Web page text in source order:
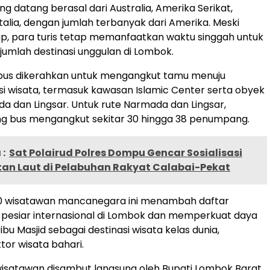
datang berasal dari Australia, Amerika Serikat,
dengan jumlah terbanyak dari Amerika. Meski
para turis tetap memanfaatkan waktu singgah untuk
destinasi unggulan di Lombok.
dikerahkan untuk mengangkut tamu menuju
wisata, termasuk kawasan Islamic Center serta obyek
dan Lingsar. Untuk rute Narmada dan Lingsar,
bus mengangkut sekitar 30 hingga 38 penumpang.
: Sat Polairud Polres Dompu Gencar Sosialisasi
Laut di Pelabuhan Rakyat Calabai-Pekat
wisatawan mancanegara ini menambah daftar
internasional di Lombok dan memperkuat daya
Masjid sebagai destinasi wisata kelas dunia,
wisata bahari.